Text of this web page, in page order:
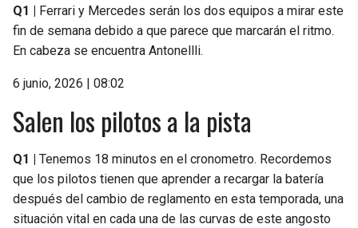
Q1 |
Ferrari y Mercedes serán los dos equipos a mirar este
fin de semana debido a que parece que marcarán el ritmo.
En cabeza se encuentra Antonellli.
6 junio, 2026 | 08:02
Salen los pilotos a la pista
Q1 |
Tenemos 18 minutos en el cronometro. Recordemos
que los pilotos tienen que aprender a recargar la batería
después del cambio de reglamento en esta temporada, una
situación vital en cada una de las curvas de este angosto